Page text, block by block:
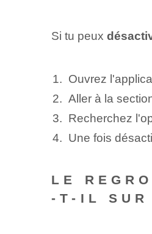
Si tu peux
Ouvrez
Aller à la
Recherchez
Une fois
LE
-T-IL SUR